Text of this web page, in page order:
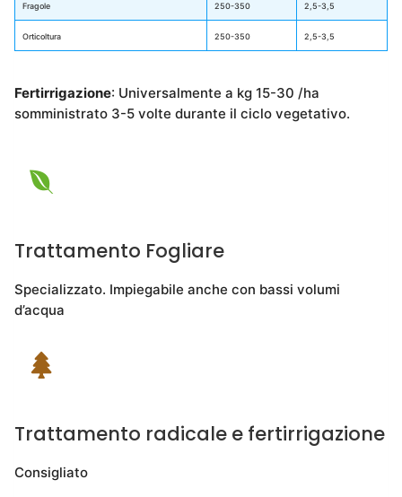
Fragole 250-350 2,5-3,5
Orticoltura 250-350 2,5-3,5
Fertirrigazione: Universalmente a kg 15-30 /ha
somministrato 3-5 volte durante il ciclo vegetativo.
Trattamento Fogliare
Specializzato. Impiegabile anche con bassi volumi
d’acqua
Trattamento radicale e fertirrigazione
Consigliato